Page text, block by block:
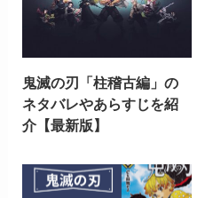
鬼滅の刃「柱稽古編」の
ネタバレやあらすじを紹
介【最新版】